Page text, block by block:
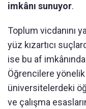
imkânı sunuyor.
Toplum vicdanını
yüz kızartıcı
ise bu af
Öğrencilere yönelik
üniversitelerdeki
ve çalışma